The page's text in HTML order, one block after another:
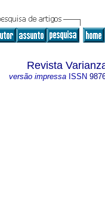
Revista
versão impressaISSN